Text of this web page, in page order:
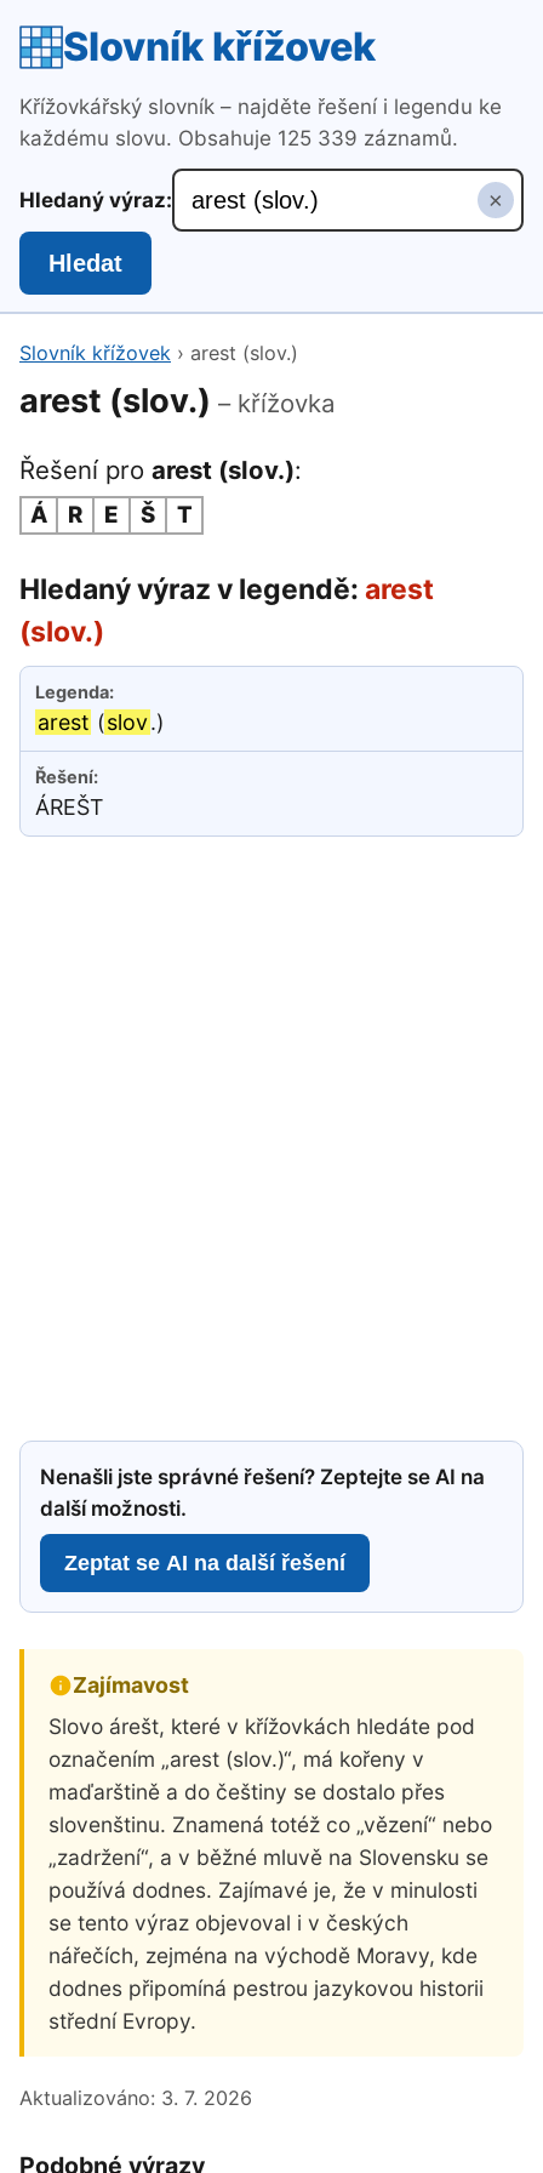
Slovník křížovek
Křížovkářský slovník – najděte řešení i legendu ke
každému slovu. Obsahuje 125 339 záznamů.
Hledaný výraz: ×
Hledat
Slovník křížovek › arest (slov.)
arest (slov.) – křížovka
Řešení pro arest (slov.):
Á R E Š T
Hledaný výraz v legendě: arest
(slov.)
arest (slov.)
ÁREŠT
Nenašli jste správné řešení? Zeptejte se AI na
další možnosti.
Zeptat se AI na další řešení
Zajímavost
Slovo árešt, které v křížovkách hledáte pod
označením „arest (slov.)“, má kořeny v
maďarštině a do češtiny se dostalo přes
slovenštinu. Znamená totéž co „vězení“ nebo
„zadržení“, a v běžné mluvě na Slovensku se
používá dodnes. Zajímavé je, že v minulosti
se tento výraz objevoval i v českých
nářečích, zejména na východě Moravy, kde
dodnes připomíná pestrou jazykovou historii
střední Evropy.
Aktualizováno: 3. 7. 2026
Podobné výrazy